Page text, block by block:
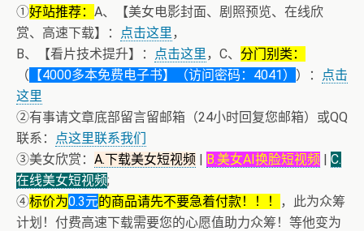
①好站推荐： A、【美女电影封面、剧照预览、在线欣
赏、高速下载】：
点击这里，
B、【看片技术提升】：
点击这里，C、 分门别类：
（ 【4000多本免费电子书】（访问密码：4041） ）：
点击
这里
②有事请文章底部留言留邮箱（24小时回复您邮箱）或QQ
联系：
点这里联系我们
③美女欣赏： A.下载美女短视频 | B.美女AI换脸短视频 | C.
在线美女短视频;
④标价为0.3元的商品请先不要急着付款！！！
，此为众筹
计划！付费高速下载需要您的心愿值助力众筹！等他变为